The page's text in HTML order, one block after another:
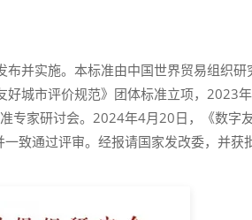
并实施。本标准由中国世界贸易组织研
城市评价规范》团体标准立项，2023
专家研讨会。2024年4月20日，《数字
致通过评审。经报请国家发改委，并获